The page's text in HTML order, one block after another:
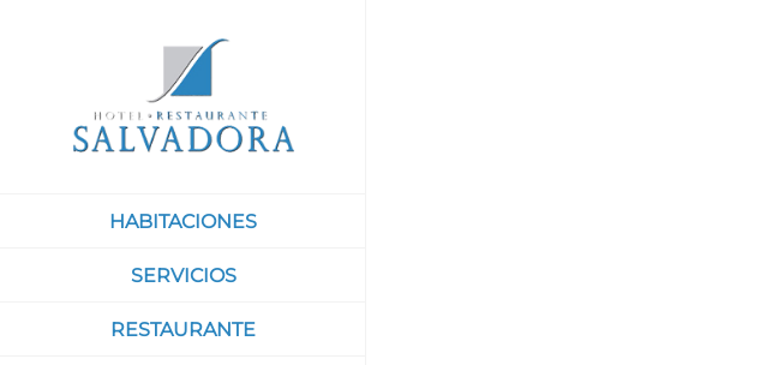
HABITACIONES
SERVICIOS
RESTAURANTE